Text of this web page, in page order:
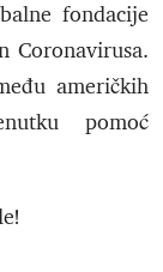
fondacije
Coronavirusa.
američkih
pomoć